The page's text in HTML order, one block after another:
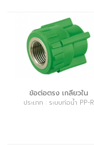
ข้อต่อตรง เกลียวใน
ประเภท : ระบบท่อน้ำ PP-R